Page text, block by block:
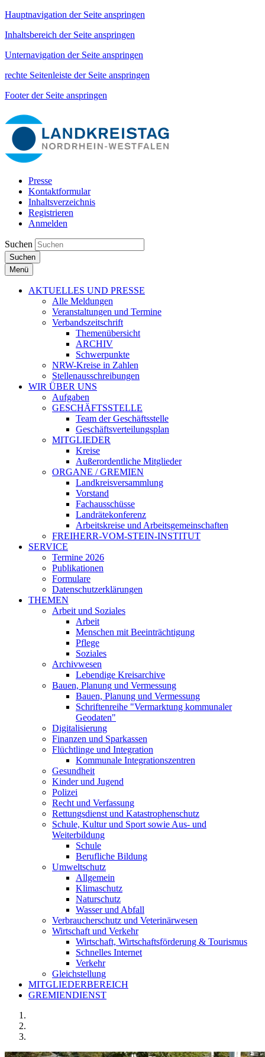
Hauptnavigation der Seite anspringen
Inhaltsbereich der Seite anspringen
Unternavigation der Seite anspringen
rechte Seitenleiste der Seite anspringen
Footer der Seite anspringen
Presse
Kontaktformular
Inhaltsverzeichnis
Registrieren
Anmelden
Suchen
Suchen
Menü
AKTUELLES UND PRESSE
Alle Meldungen
Veranstaltungen und Termine
Verbandszeitschrift
Themenübersicht
ARCHIV
Schwerpunkte
NRW-Kreise in Zahlen
Stellenausschreibungen
WIR ÜBER UNS
Aufgaben
GESCHÄFTSSTELLE
Team der Geschäftsstelle
Geschäftsverteilungsplan
MITGLIEDER
Kreise
Außerordentliche Mitglieder
ORGANE / GREMIEN
Landkreisversammlung
Vorstand
Fachausschüsse
Landrätekonferenz
Arbeitskreise und Arbeitsgemeinschaften
FREIHERR-VOM-STEIN-INSTITUT
SERVICE
Termine 2026
Publikationen
Formulare
Datenschutzerklärungen
THEMEN
Arbeit und Soziales
Arbeit
Menschen mit Beeinträchtigung
Pflege
Soziales
Archivwesen
Lebendige Kreisarchive
Bauen, Planung und Vermessung
Bauen, Planung und Vermessung
Schriftenreihe "Vermarktung kommunaler
Geodaten"
Digitalisierung
Finanzen und Sparkassen
Flüchtlinge und Integration
Kommunale Integrationszentren
Gesundheit
Kinder und Jugend
Polizei
Recht und Verfassung
Rettungsdienst und Katastrophenschutz
Schule, Kultur und Sport sowie Aus- und
Weiterbildung
Schule
Berufliche Bildung
Umweltschutz
Allgemein
Klimaschutz
Naturschutz
Wasser und Abfall
Verbraucherschutz und Veterinärwesen
Wirtschaft und Verkehr
Wirtschaft, Wirtschaftsförderung & Tourismus
Schnelles Internet
Verkehr
Gleichstellung
MITGLIEDERBEREICH
GREMIENDIENST